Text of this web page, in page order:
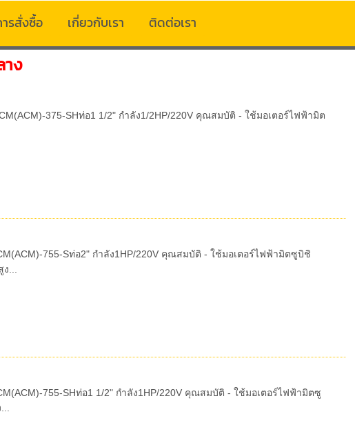
รสั่งซื้อ เกี่ยวกับเรา ติดต่อเรา
ง
375-SHท่อ1 1/2" กำลัง1/2HP/220V คุณสมบัติ - ใช้มอเตอร์ไฟฟ้ามิต
755-Sท่อ2" กำลัง1HP/220V คุณสมบัติ - ใช้มอเตอร์ไฟฟ้ามิตซูบิชิ
...
755-SHท่อ1 1/2" กำลัง1HP/220V คุณสมบัติ - ใช้มอเตอร์ไฟฟ้ามิตซู